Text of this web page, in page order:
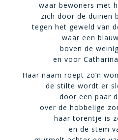
waar bewoners met
zich door de duinen
tegen het geweld van
waar een
boven de
en voor
Haar naam roept zo’n
de stilte wordt er
door een paar
over de hobbelige
haar torentje is
en de stem